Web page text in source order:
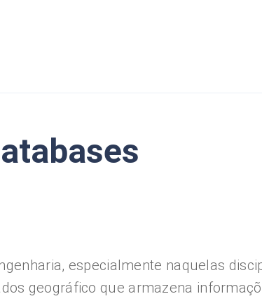
especialmente naquelas
geográfico que armazena